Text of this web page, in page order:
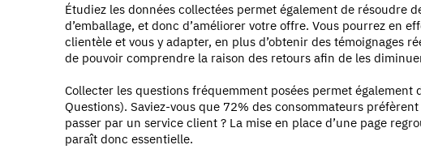
Étudiez les données collectées permet également de résoudre
d’emballage, et donc d’améliorer votre offre. Vous pourrez en
clientèle et vous y adapter, en plus d’obtenir des témoignages
de pouvoir comprendre la raison des retours afin de les
Collecter les questions fréquemment posées permet également
Questions). Saviez-vous que 72% des consommateurs
passer par un service client ? La mise en place d’une page
paraît donc essentielle.